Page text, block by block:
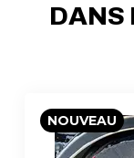
DANS
NOUVEAU